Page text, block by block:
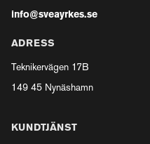
info@sveayrkes.se
ADRESS
Teknikervägen 17B
149 45 Nynäshamn
KUNDTJÄNST